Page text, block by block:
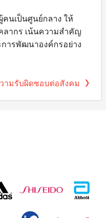
คนเป็นศูนย์กลาง ให้
ากร เน้นความสำคัญ
ารพัฒนาองค์กรอย่าง
ามรับผิดชอบต่อสังคม